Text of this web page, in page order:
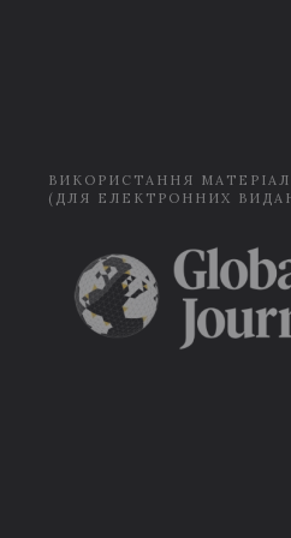
ВИКОРИСТАННЯ
(ДЛЯ ЕЛЕКТРОННИХ